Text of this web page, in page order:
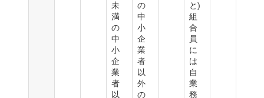
未
満
の
中
小
企
業
者
以
の
中
小
企
業
者
以
外
の
と)
組
合
員
に
は
自
業
務